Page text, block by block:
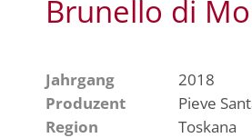
Brunello di
Jahrgang
2018
Produzent
Pieve
Region
Toskana